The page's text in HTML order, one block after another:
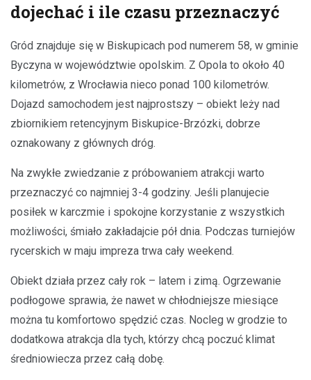
dojechać i ile czasu przeznaczyć
Gród znajduje się w Biskupicach pod numerem 58, w gminie
Byczyna w województwie opolskim. Z Opola to około 40
kilometrów, z Wrocławia nieco ponad 100 kilometrów.
Dojazd samochodem jest najprostszy – obiekt leży nad
zbiornikiem retencyjnym Biskupice-Brzózki, dobrze
oznakowany z głównych dróg.
Na zwykłe zwiedzanie z próbowaniem atrakcji warto
przeznaczyć co najmniej 3-4 godziny. Jeśli planujecie
posiłek w karczmie i spokojne korzystanie z wszystkich
możliwości, śmiało zakładajcie pół dnia. Podczas turniejów
rycerskich w maju impreza trwa cały weekend.
Obiekt działa przez cały rok – latem i zimą. Ogrzewanie
podłogowe sprawia, że nawet w chłodniejsze miesiące
można tu komfortowo spędzić czas. Nocleg w grodzie to
dodatkowa atrakcja dla tych, którzy chcą poczuć klimat
średniowiecza przez całą dobę.